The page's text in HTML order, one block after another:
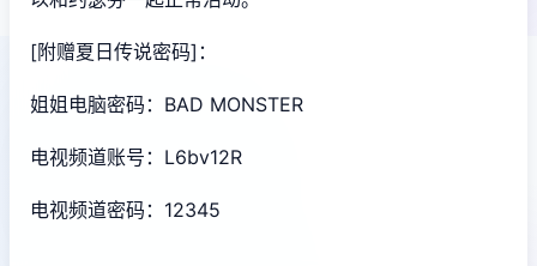
[附赠夏日传说密码]：
姐姐电脑密码：BAD MONSTER
电视频道账号：L6bv12R
电视频道密码：12345